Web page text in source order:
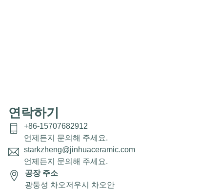
연락하기
+86-15707682912
언제든지 문의해 주세요.
starkzheng@jinhuaceramic.com
언제든지 문의해 주세요.
공장 주소
광둥성 차오저우시 차오안